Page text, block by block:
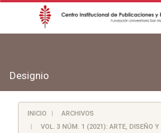
principal
Barra
lateral
Designio
INICIO
ARCHIVOS
VOL. 3 NÚM. 1 (2021): ARTE, DISEÑO Y